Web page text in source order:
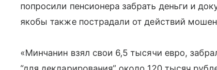
попросили пенсионера забрать деньги и
якобы также пострадали от действий
«Минчанин взял свои 6,5 тысячи евро,